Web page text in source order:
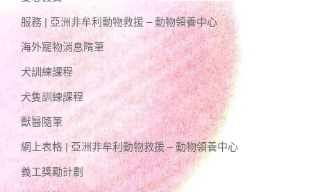
服務 | 亞洲非牟利動物救援 – 動物領養中心
海外寵物消息隋筆
犬訓練課程
犬隻訓練課程
獸醫隨筆
網上表格 | 亞洲非牟利動物救援 – 動物領養中心
義工獎勵計劃